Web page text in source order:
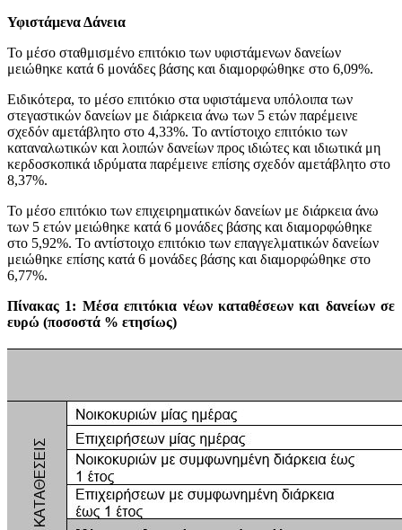
Υφιστάμενα Δάνεια
Το μέσο σταθμισμένο επιτόκιο των υφιστάμενων δανείων
μειώθηκε κατά 6 μονάδες βάσης και διαμορφώθηκε στο 6,09%.
Ειδικότερα, το μέσο επιτόκιο στα υφιστάμενα υπόλοιπα των
στεγαστικών δανείων με διάρκεια άνω των 5 ετών παρέμεινε
σχεδόν αμετάβλητο στο 4,33%. Το αντίστοιχο επιτόκιο των
καταναλωτικών και λοιπών δανείων προς ιδιώτες και ιδιωτικά μη
κερδοσκοπικά ιδρύματα παρέμεινε επίσης σχεδόν αμετάβλητο στο
8,37%.
Το μέσο επιτόκιο των επιχειρηματικών δανείων με διάρκεια άνω
των 5 ετών μειώθηκε κατά 6 μονάδες βάσης και διαμορφώθηκε
στο 5,92%. Το αντίστοιχο επιτόκιο των επαγγελματικών δανείων
μειώθηκε επίσης κατά 6 μονάδες βάσης και διαμορφώθηκε στο
6,77%.
Πίνακας 1: Μέσα επιτόκια νέων καταθέσεων και δανείων σε
ευρώ (ποσοστά % ετησίως)